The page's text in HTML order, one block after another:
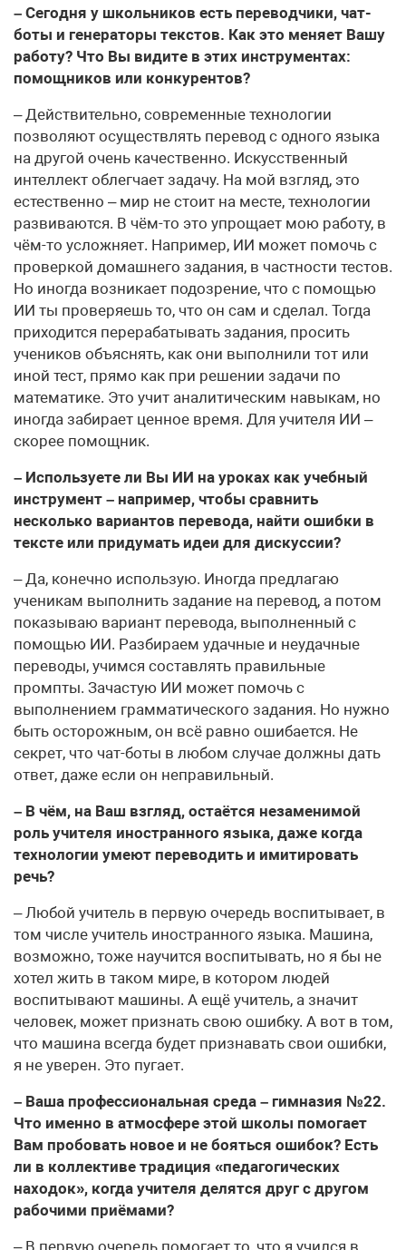
– Сегодня у школьников есть переводчики, чат-
боты и генераторы текстов. Как это меняет Вашу
работу? Что Вы видите в этих инструментах:
помощников или конкурентов?
– Действительно, современные технологии
позволяют осуществлять перевод с одного языка
на другой очень качественно. Искусственный
интеллект облегчает задачу. На мой взгляд, это
естественно – мир не стоит на месте, технологии
развиваются. В чём-то это упрощает мою работу, в
чём-то усложняет. Например, ИИ может помочь с
проверкой домашнего задания, в частности тестов.
Но иногда возникает подозрение, что с помощью
ИИ ты проверяешь то, что он сам и сделал. Тогда
приходится перерабатывать задания, просить
учеников объяснять, как они выполнили тот или
иной тест, прямо как при решении задачи по
математике. Это учит аналитическим навыкам, но
иногда забирает ценное время. Для учителя ИИ –
скорее помощник.
– Используете ли Вы ИИ на уроках как учебный
инструмент – например, чтобы сравнить
несколько вариантов перевода, найти ошибки в
тексте или придумать идеи для дискуссии?
– Да, конечно использую. Иногда предлагаю
ученикам выполнить задание на перевод, а потом
показываю вариант перевода, выполненный с
помощью ИИ. Разбираем удачные и неудачные
переводы, учимся составлять правильные
промпты. Зачастую ИИ может помочь с
выполнением грамматического задания. Но нужно
быть осторожным, он всё равно ошибается. Не
секрет, что чат-боты в любом случае должны дать
ответ, даже если он неправильный.
– В чём, на Ваш взгляд, остаётся незаменимой
роль учителя иностранного языка, даже когда
технологии умеют переводить и имитировать
речь?
– Любой учитель в первую очередь воспитывает, в
том числе учитель иностранного языка. Машина,
возможно, тоже научится воспитывать, но я бы не
хотел жить в таком мире, в котором людей
воспитывают машины. А ещё учитель, а значит
человек, может признать свою ошибку. А вот в том,
что машина всегда будет признавать свои ошибки,
я не уверен. Это пугает.
– Ваша профессиональная среда – гимназия №22.
Что именно в атмосфере этой школы помогает
Вам пробовать новое и не бояться ошибок? Есть
ли в коллективе традиция «педагогических
находок», когда учителя делятся друг с другом
рабочими приёмами?
– В первую очередь помогает то, что я учился в